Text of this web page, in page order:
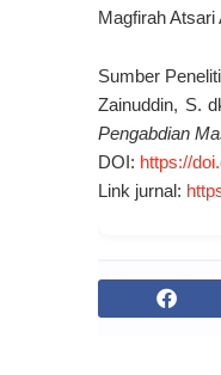
Magfirah
Sumber
Zainuddin, S.
Pengabdian
DOI: https://
Link jurnal: